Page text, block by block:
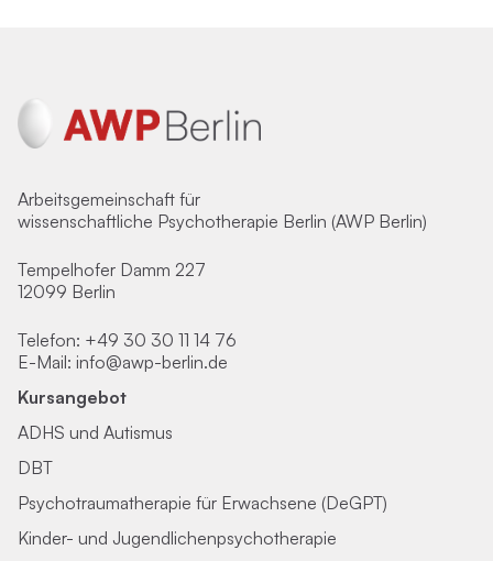
Arbeitsgemeinschaft für
wissenschaftliche Psychotherapie Berlin (AWP Berlin)
Tempelhofer Damm 227
12099 Berlin
Telefon: +49 30 30 11 14 76
E-Mail: info@awp-berlin.de
Kursangebot
ADHS und Autismus
DBT
Psychotraumatherapie für Erwachsene (DeGPT)
Kinder- und Jugendlichenpsychotherapie